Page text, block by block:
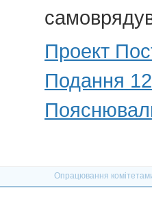
Проект
Подання
Опрацювання